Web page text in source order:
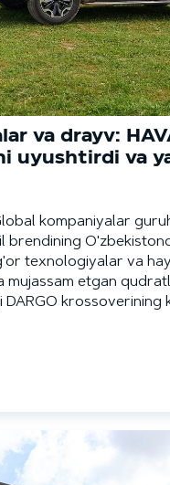
va drayv:
uyushtirdi va
kompaniyalar
brendining
texnologiyalar va
mujassam etgan
krossoverining